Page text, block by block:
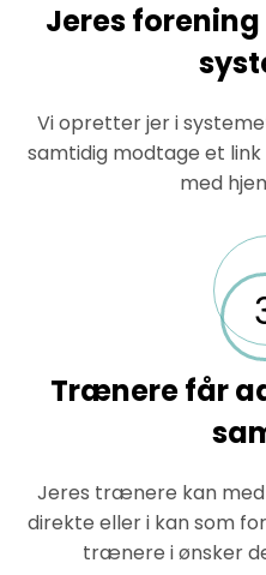
Jeres
Vi opretter jer i
samtidig modtage et
med
Trænere får
Jeres trænere kan
direkte eller i kan som
trænere i ønsker